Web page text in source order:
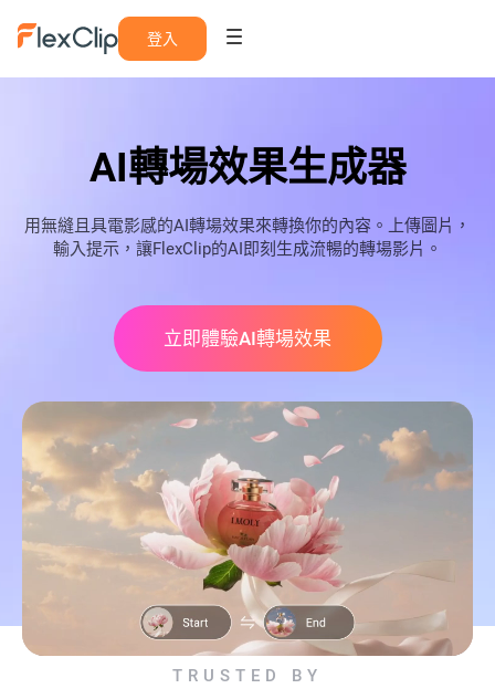
登入
AI轉場效果生成器
用無縫且具電影感的AI轉場效果來轉換你的內容。上傳圖片，
輸入提示，讓FlexClip的AI即刻生成流暢的轉場影片。
立即體驗AI轉場效果
TRUSTED BY